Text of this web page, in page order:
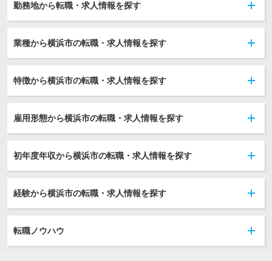
勤務地から転職・求人情報を探す
業種から横浜市の転職・求人情報を探す
特徴から横浜市の転職・求人情報を探す
雇用形態から横浜市の転職・求人情報を探す
初年度年収から横浜市の転職・求人情報を探す
経験から横浜市の転職・求人情報を探す
転職ノウハウ